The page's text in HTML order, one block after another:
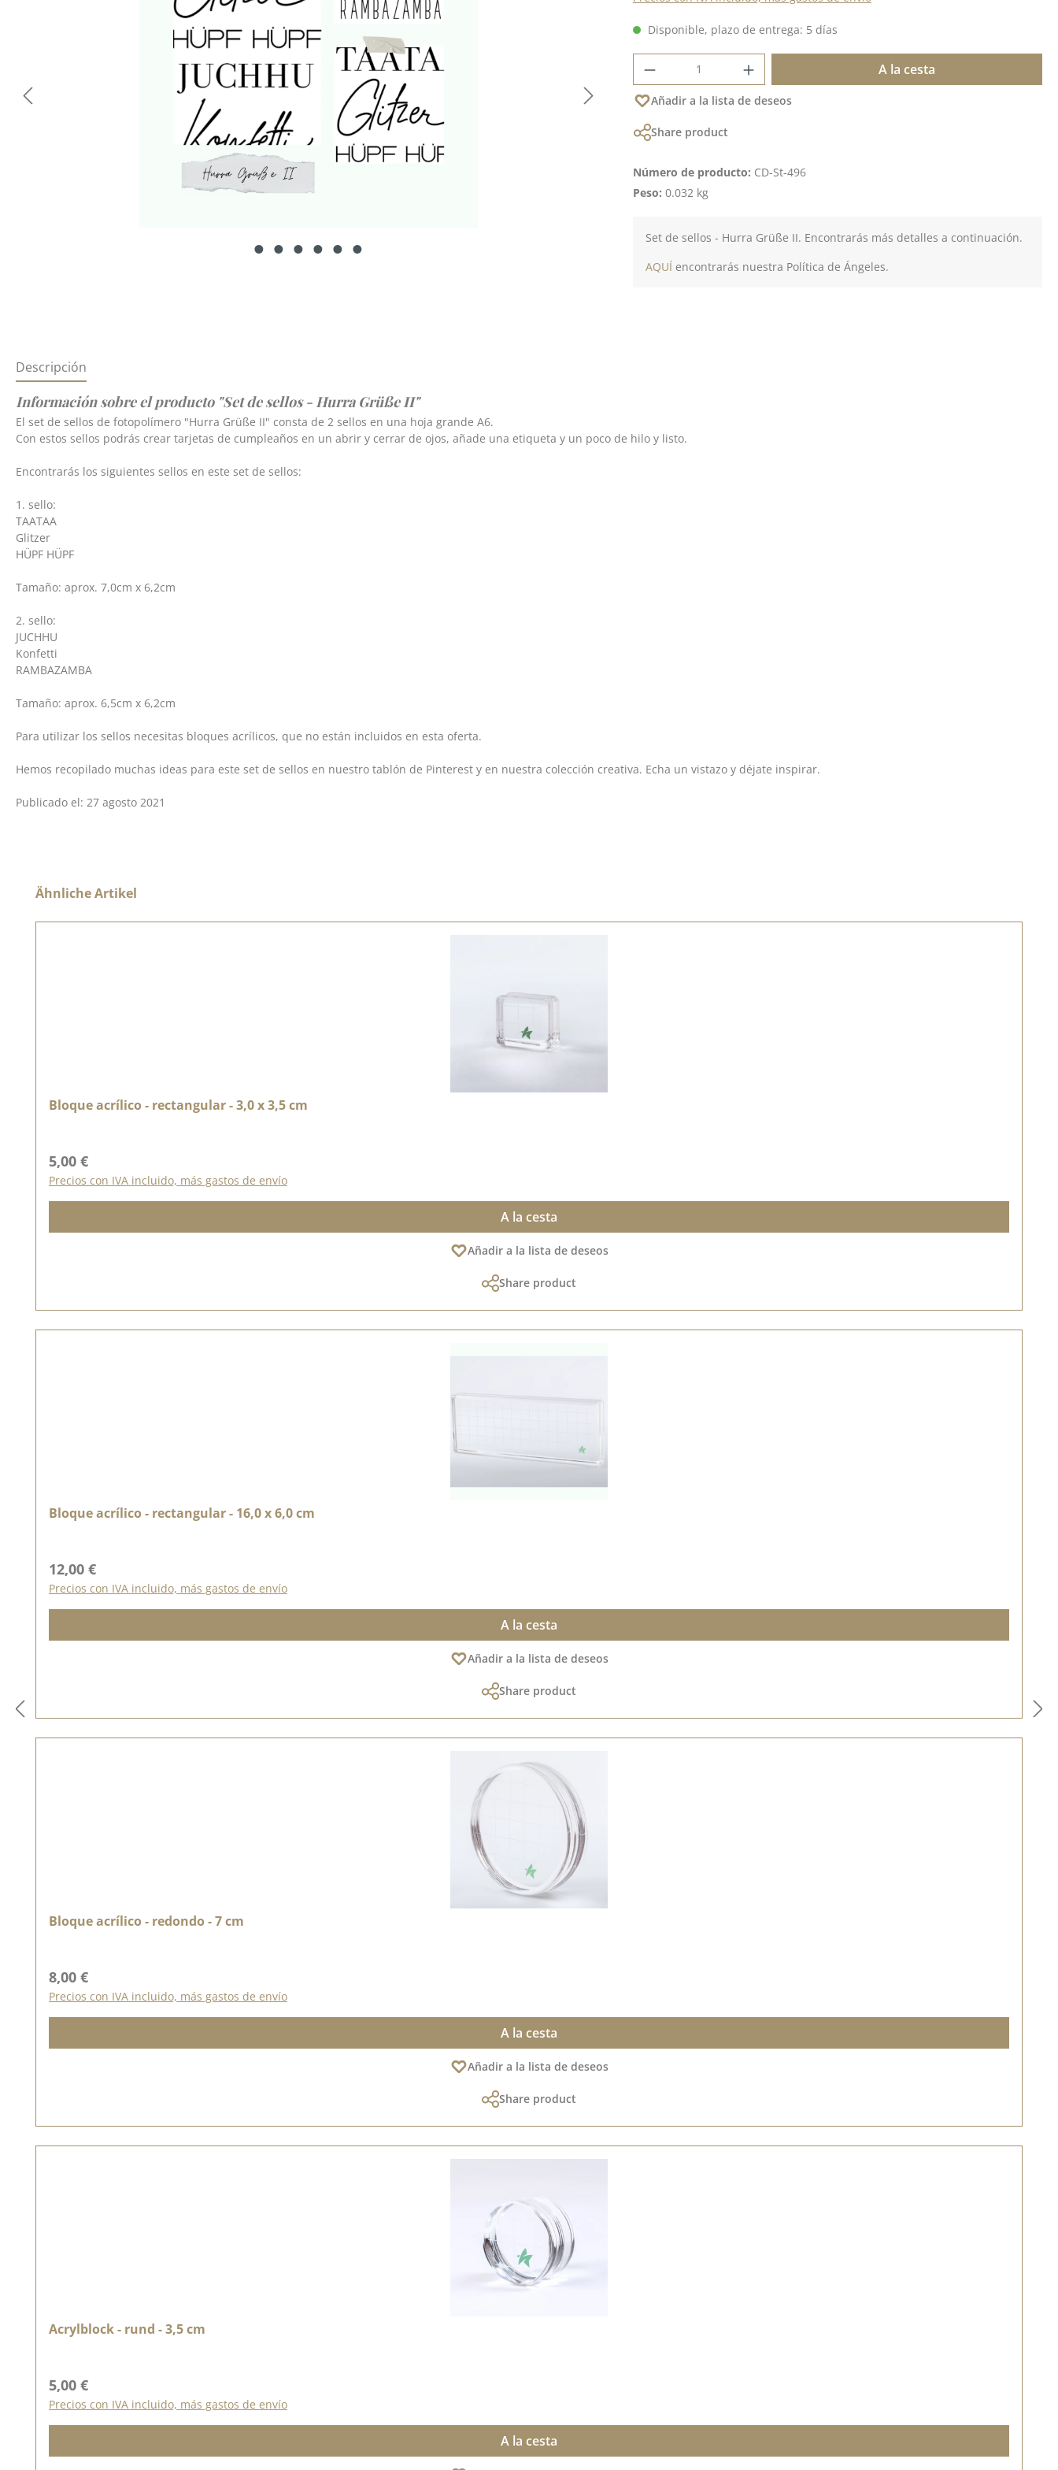
Disponible, plazo de entrega: 5 días
Cantidad del producto: introduce la cantidad
A la cesta
Añadir a la lista de deseos
Share product
Número de producto: CD-St-496
Peso: 0.032 kg
Set de sellos - Hurra Grüße II. Encontrarás más detalles a continuación.
AQUÍ encontrarás nuestra Política de Ángeles.
Descripción
Información sobre el producto "Set de sellos - Hurra Grüße II"
El set de sellos de fotopolímero "Hurra Grüße II" consta de 2 sellos en una hoja grande A6.
Con estos sellos podrás crear tarjetas de cumpleaños en un abrir y cerrar de ojos, añade una etiqueta y un poco de hilo y listo.
Encontrarás los siguientes sellos en este set de sellos:
1. sello:
TAATAA
Glitzer
HÜPF HÜPF
Tamaño: aprox. 7,0cm x 6,2cm
2. sello:
JUCHHU
Konfetti
RAMBAZAMBA
Tamaño: aprox. 6,5cm x 6,2cm
Para utilizar los sellos necesitas bloques acrílicos, que no están incluidos en esta oferta.
Hemos recopilado muchas ideas para este set de sellos en nuestro tablón de Pinterest y en nuestra colección creativa. Echa un vistazo y déjate inspirar.
Publicado el: 27 agosto 2021
Omitir la galería de productos
Ähnliche Artikel
Bloque acrílico - rectangular - 3,0 x 3,5 cm
Precio normal:
5,00 €
Precios con IVA incluido, más gastos de envío
A la cesta
Añadir a la lista de deseos
Share product
Bloque acrílico - rectangular - 16,0 x 6,0 cm
Precio normal:
12,00 €
Precios con IVA incluido, más gastos de envío
A la cesta
Añadir a la lista de deseos
Share product
Bloque acrílico - redondo - 7 cm
Precio normal:
8,00 €
Precios con IVA incluido, más gastos de envío
A la cesta
Añadir a la lista de deseos
Share product
Acrylblock - rund - 3,5 cm
Precio normal:
5,00 €
Precios con IVA incluido, más gastos de envío
A la cesta